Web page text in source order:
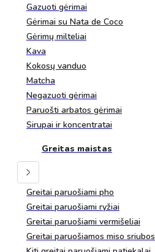
Gazuoti gėrimai
Gėrimai su Nata de Coco
Gėrimų milteliai
Kava
Kokosų vanduo
Matcha
Negazuoti gėrimai
Paruošti arbatos gėrimai
Sirupai ir koncentratai
Greitas maistas
Greitai paruošiami pho
Greitai paruošiami ryžiai
Greitai paruošiami vermišeliai
Greitai paruošiamos miso sriubos